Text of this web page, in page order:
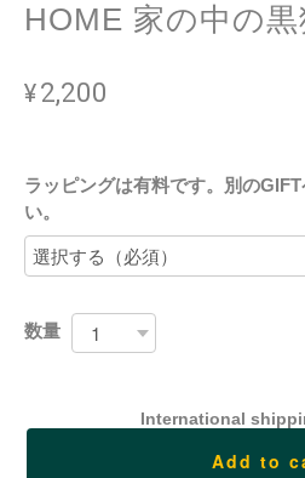
HOME 家の中の
¥2,200
ラッピングは有料です。別の
い。
数量
International
Add to